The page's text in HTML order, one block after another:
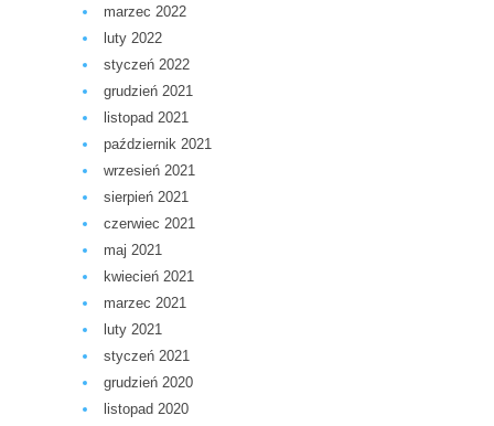
marzec 2022
luty 2022
styczeń 2022
grudzień 2021
listopad 2021
październik 2021
wrzesień 2021
sierpień 2021
czerwiec 2021
maj 2021
kwiecień 2021
marzec 2021
luty 2021
styczeń 2021
grudzień 2020
listopad 2020